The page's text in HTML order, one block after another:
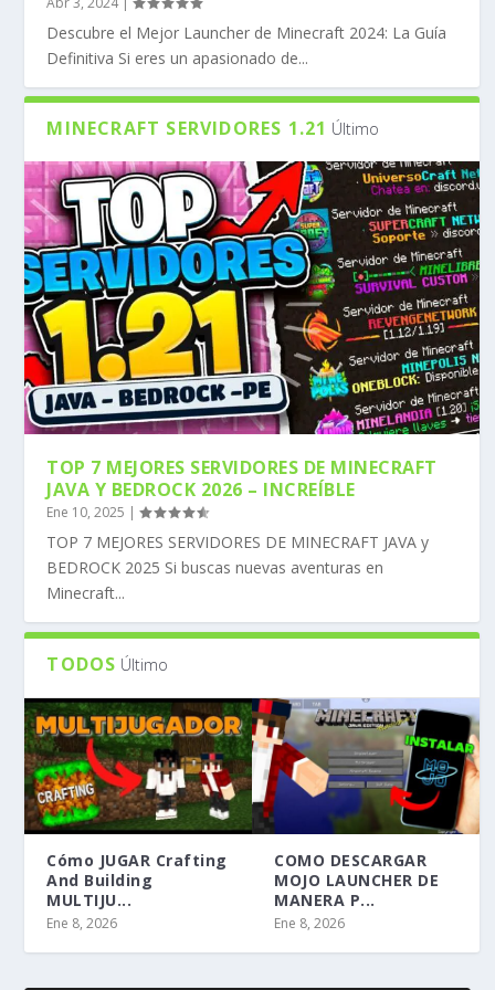
Descubre el Mejor Launcher de Minecraft 2024: La Guía
Definitiva Si eres un apasionado de...
MINECRAFT SERVIDORES 1.21 Último
TOP 7 MEJORES SERVIDORES DE MINECRAFT
JAVA Y BEDROCK 2026 – INCREÍBLE
Ene 10, 2025 |
TOP 7 MEJORES SERVIDORES DE MINECRAFT JAVA y
BEDROCK 2025 Si buscas nuevas aventuras en
Minecraft...
TODOS Último
Cómo JUGAR Crafting
And Building
MULTIJU...
Ene 8, 2026
COMO DESCARGAR
MOJO LAUNCHER DE
MANERA P...
Ene 8, 2026